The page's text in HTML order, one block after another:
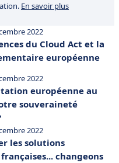
En savoir plus
2022
du Cloud Act et la
européenne
2022
européenne au
souveraineté
2022
les solutions
changeons